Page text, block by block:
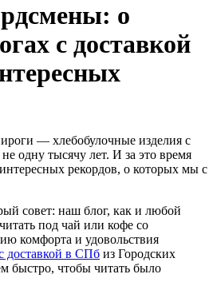
о
с доставкой
— хлебобулочные изделия с
одну тысячу лет. И за это время
рекордов, о которых мы с
совет: наш блог, как и любой
под чай или кофе со
комфорта и удовольствия
доставкой в СПб из Городских
быстро, чтобы читать было